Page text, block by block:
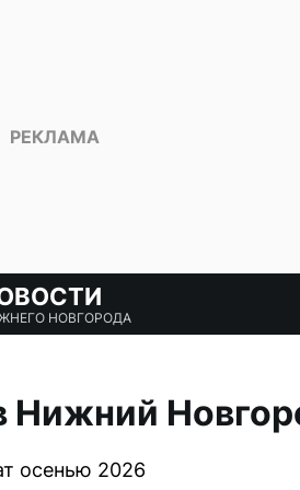
НОВГОРОДА
Нижний
осенью 2026